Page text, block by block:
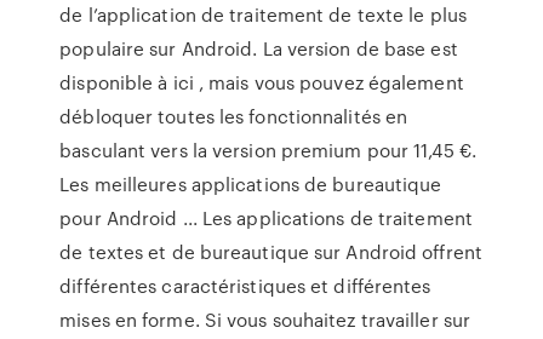
de l’application de traitement de texte le plus
populaire sur Android. La version de base est
disponible à ici , mais vous pouvez également
débloquer toutes les fonctionnalités en
basculant vers la version premium pour 11,45 €.
Les meilleures applications de bureautique
pour Android ... Les applications de traitement
de textes et de bureautique sur Android offrent
différentes caractéristiques et différentes
mises en forme. Si vous souhaitez travailler sur